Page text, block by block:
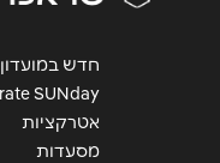
אנא חזרו אלי
הודעה*
חדש במועדון
SUNday
אטרקציות
מסעדות